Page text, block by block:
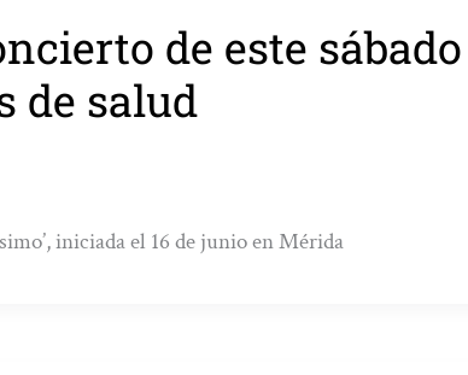
de este
de salud
iniciada el 16 de junio en Mérida